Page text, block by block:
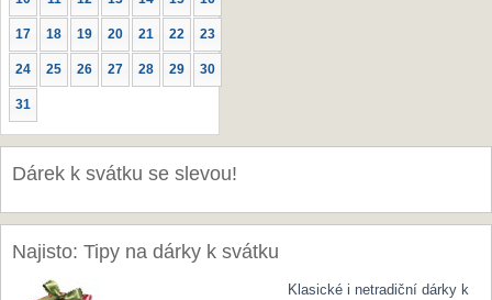
17 18 19 20 21 22 23
24 25 26 27 28 29 30
31
Dárek k svátku se slevou!
Najisto: Tipy na dárky k svátku
Klasické i netradiční dárky k